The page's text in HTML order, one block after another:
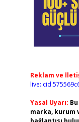
Reklam ve
Yasal Uyarı:
marka, kurum